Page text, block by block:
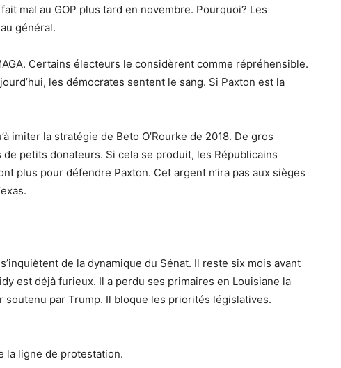
mal au GOP plus tard en novembre. Pourquoi? Les
général.
Certains électeurs le considèrent comme répréhensible.
les démocrates sentent le sang. Si Paxton est la
imiter la stratégie de Beto O’Rourke de 2018. De gros
petits donateurs. Si cela se produit, les Républicains
plus pour défendre Paxton. Cet argent n’ira pas aux sièges
de la dynamique du Sénat. Il reste six mois avant
est déjà furieux. Il a perdu ses primaires en Louisiane la
soutenu par Trump. Il bloque les priorités législatives.
la ligne de protestation.